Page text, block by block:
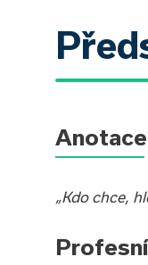
Anotace
„Kdo chce,